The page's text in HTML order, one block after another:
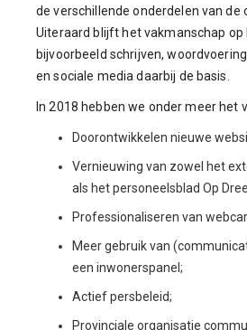
de verschillende onderdelen van de
Uiteraard blijft het vakmanschap op
bijvoorbeeld schrijven,
en sociale media daarbij de basis.
In 2018 hebben we onder meer het
Doorontwikkelen nieuwe
Vernieuwing van zowel het
als het personeelsblad Op
Professionaliseren van
Meer gebruik van
een inwonerspanel;
Actief persbeleid;
Provinciale organisatie